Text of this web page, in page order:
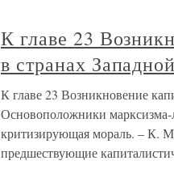
К главе 23
в странах
К главе 23 Возникновение
Основоположники
критизирующая мораль. – К.
предшествующие